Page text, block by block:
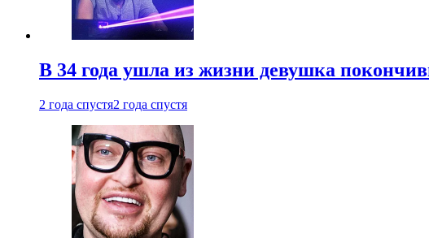
В 34 года ушла из жизни девушка
2 года спустя2 года спустя